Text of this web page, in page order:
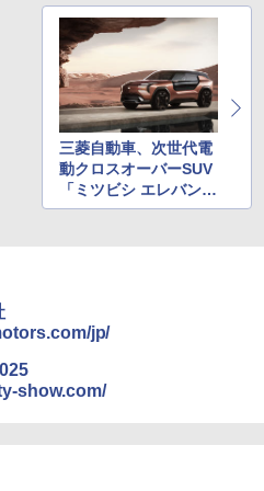
三菱自動車、次世代電
動クロスオーバーSUV
「ミツビシ エレバンス
コンセプト」世界初披
jp/
show.com/